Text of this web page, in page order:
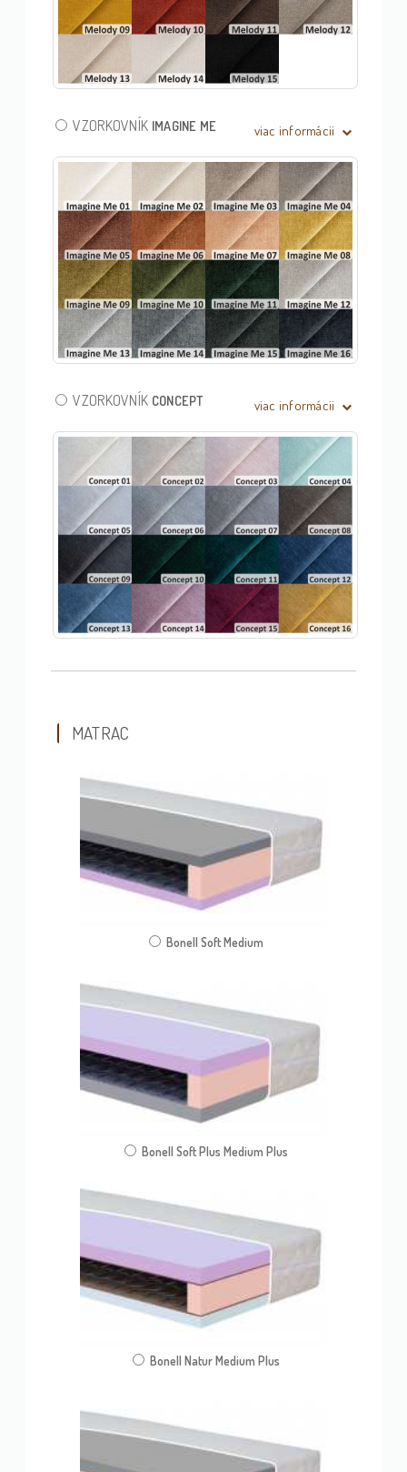
VZORKOVNÍK IMAGINE ME viac informácii
VZORKOVNÍK CONCEPT viac informácii
MATRAC
Bonell Soft Medium
Bonell Soft Plus Medium Plus
Bonell Natur Medium Plus